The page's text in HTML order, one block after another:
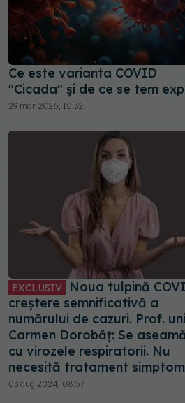
Ce este varianta COVID
"Cicada" și de ce se tem
29 mar 2026, 10:32
EXCLUSIV
Noua tulpină
creștere semnificativă a
numărului de cazuri. Prof.
Carmen Dorobăț: Se
cu virozele respiratorii. Nu
necesită tratament
03 aug 2024, 08:57